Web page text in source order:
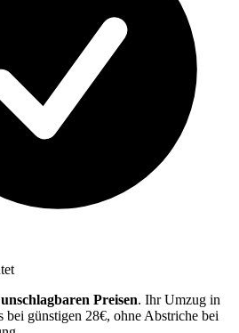
unschlagbaren Preisen. Ihr Umzug in
bei günstigen 28€, ohne Abstriche bei